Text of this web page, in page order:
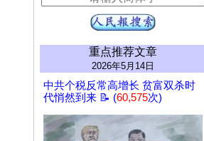
重点推荐文章
2026年5月14日
中共个税反常高增长 贫富双杀时
代悄然到来 📝 (60,575次)